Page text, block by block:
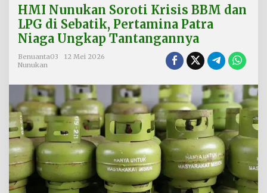
N
u
n
u
k
a
r
o
t
i
K
r
i
s
HMI Nunukan Soroti Krisis BBM dan
LPG di Sebatik, Pertamina Patra
Niaga Ungkap Tantangannya
Benuanta03
12 Mei 2026
Nunukan